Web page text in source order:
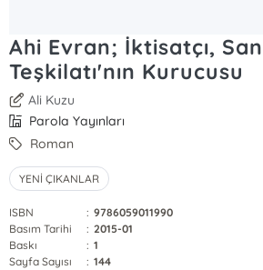
Ahi Evran; İktisatçı,
Teşkilatı'nın Kurucusu
Ali Kuzu
Parola Yayınları
Roman
YENİ ÇIKANLAR
ISBN : 9786059011990
Basım Tarihi
: 2015-01
Baskı
: 1
Sayfa Sayısı
: 144